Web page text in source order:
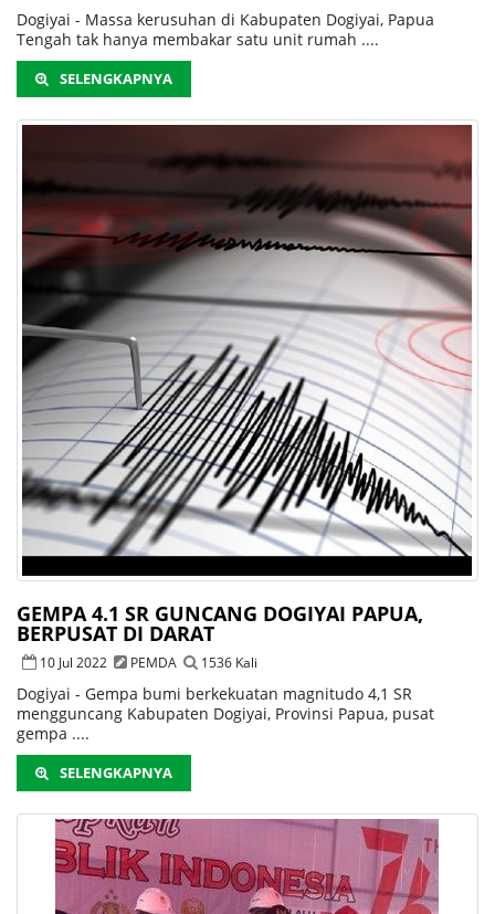
Dogiyai - Massa kerusuhan di Kabupaten Dogiyai, Papua
Tengah tak hanya membakar satu unit rumah ....
SELENGKAPNYA
GEMPA 4.1 SR GUNCANG DOGIYAI PAPUA,
BERPUSAT DI DARAT
10 Jul 2022 PEMDA 1536 Kali
Dogiyai - Gempa bumi berkekuatan magnitudo 4,1 SR
mengguncang Kabupaten Dogiyai, Provinsi Papua, pusat
gempa ....
SELENGKAPNYA